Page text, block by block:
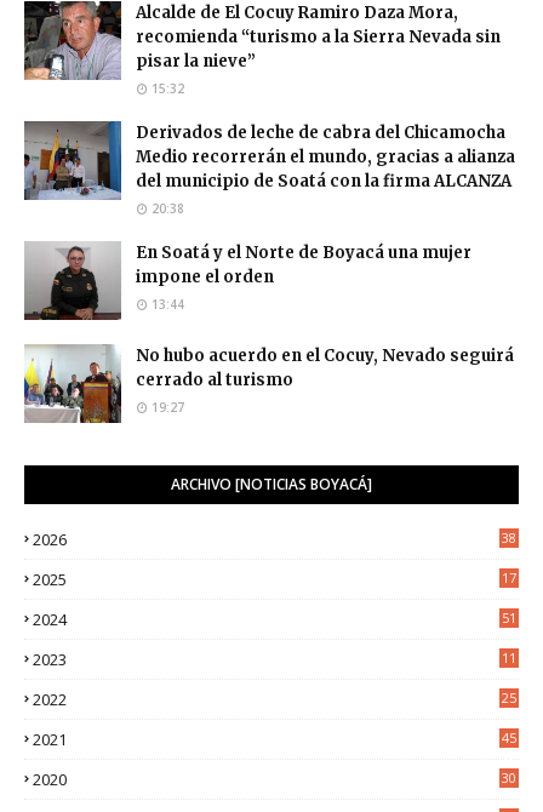
Alcalde de El Cocuy Ramiro Daza Mora,
recomienda “turismo a la Sierra Nevada sin
pisar la nieve”
15:32
Derivados de leche de cabra del Chicamocha
Medio recorrerán el mundo, gracias a alianza
del municipio de Soatá con la firma ALCANZA
20:38
En Soatá y el Norte de Boyacá una mujer
impone el orden
13:44
No hubo acuerdo en el Cocuy, Nevado seguirá
cerrado al turismo
19:27
ARCHIVO [NOTICIAS BOYACÁ]
2026 38
2025
17
2024 51
2023
11
2022
25
2021
45
2020
30